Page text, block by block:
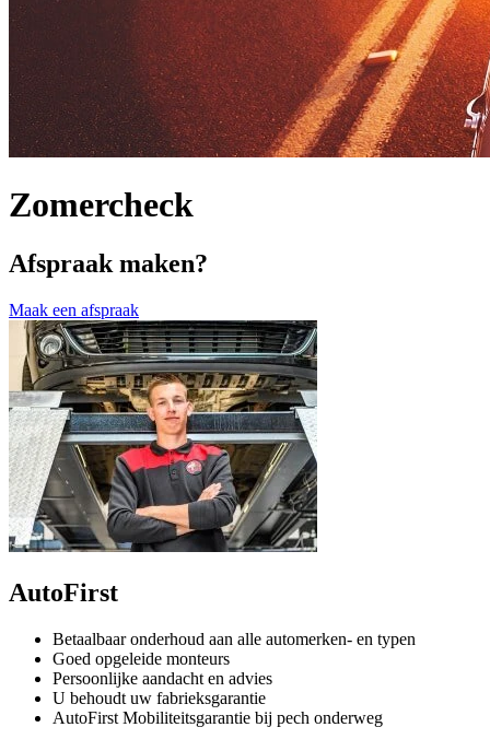
Zomercheck
Afspraak maken?
Maak een afspraak
AutoFirst
Betaalbaar onderhoud aan alle automerken- en typen
Goed opgeleide monteurs
Persoonlijke aandacht en advies
U behoudt uw fabrieksgarantie
AutoFirst Mobiliteitsgarantie bij pech onderweg